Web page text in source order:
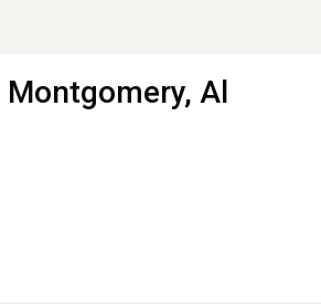
Montgomery, Al